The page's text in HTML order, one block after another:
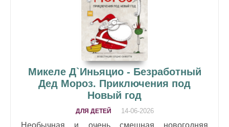
Микеле Д`Иньяцио - Безработный
Дед Мороз. Приключения под
Новый год
ДЛЯ ДЕТЕЙ 14-06-2026
Необычная и очень смешная новогодняя